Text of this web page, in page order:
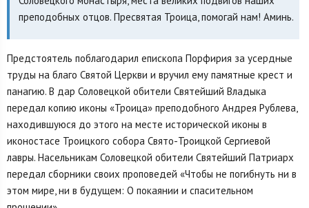
преподобных отцов. Пресвятая Троица, помогай нам! Аминь.
Предстоятель поблагодарил епископа Порфирия за усердные
труды на благо Святой Церкви и вручил ему памятные крест и
панагию. В дар Соловецкой обители Святейший Владыка
передал копию иконы «Троица» преподобного Андрея Рублева,
находившуюся до этого на месте исторической иконы в
иконостасе Троицкого собора Свято-Троицкой Сергиевой
лавры. Насельникам Соловецкой обители Святейший Патриарх
передал сборники своих проповедей «Чтобы не погибнуть ни в
этом мире, ни в будущем: О покаянии и спасительном